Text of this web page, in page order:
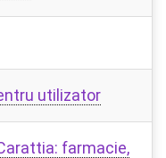
utilizator
farmacie,